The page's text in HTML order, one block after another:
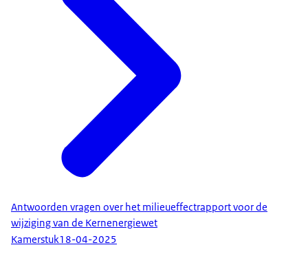
Antwoorden vragen over het milieueffectrapport voor de
wijziging van de Kernenergiewet
Kamerstuk18-04-2025